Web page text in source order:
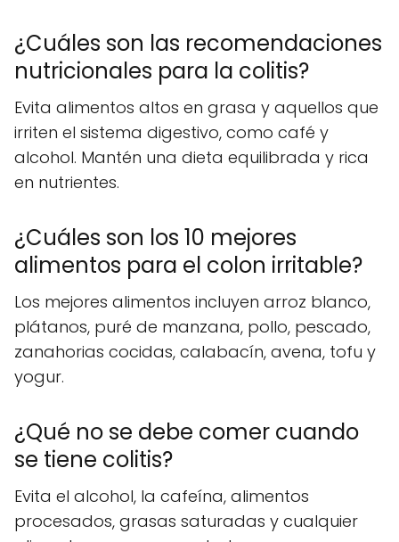
¿Cuáles son las recomendaciones
nutricionales para la colitis?
Evita alimentos altos en grasa y aquellos que
irriten el sistema digestivo, como café y
alcohol. Mantén una dieta equilibrada y rica
en nutrientes.
¿Cuáles son los 10 mejores
alimentos para el colon irritable?
Los mejores alimentos incluyen arroz blanco,
plátanos, puré de manzana, pollo, pescado,
zanahorias cocidas, calabacín, avena, tofu y
yogur.
¿Qué no se debe comer cuando
se tiene colitis?
Evita el alcohol, la cafeína, alimentos
procesados, grasas saturadas y cualquier